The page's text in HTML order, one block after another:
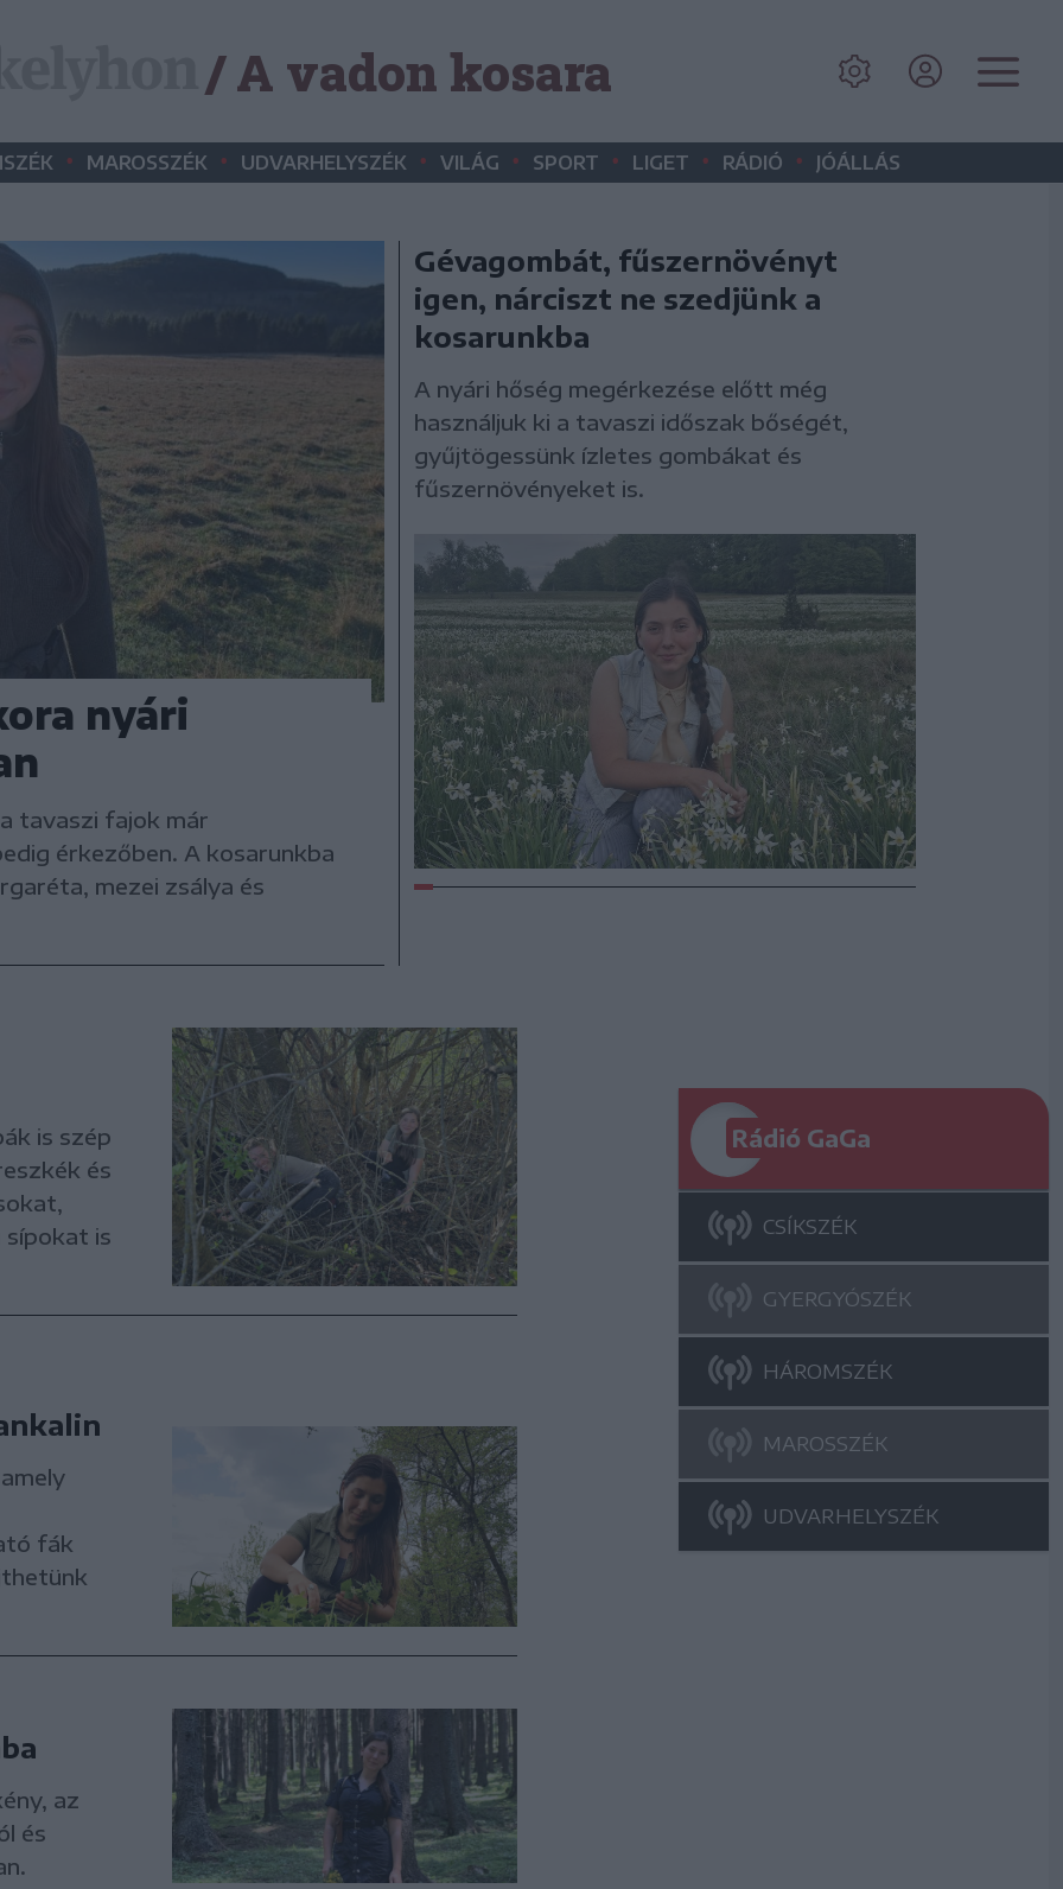
/ A vadon kosara
• MAROSSZÉK • UDVARHELYSZÉK • VILÁG • SPORT • LIGET • RÁDIÓ • JÓÁLLÁS
nyári
tavaszi fajok már
érkezőben. A kosarunkba
mezei zsálya és
Gévagombát, fűszernövényt
igen, nárciszt ne szedjünk a
kosarunkba
A nyári hőség megérkezése előtt még
használjuk ki a tavaszi időszak bőségét,
gyűjtögessünk ízletes gombákat és
fűszernövényeket is.
is szép
és
sípokat is
fák
az
és
Rádió GaGa
CSÍKSZÉK
GYERGYÓSZÉK
HÁROMSZÉK
MAROSSZÉK
UDVARHELYSZÉK